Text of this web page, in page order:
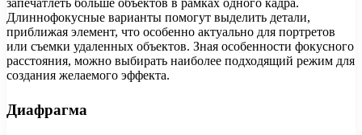
Длиннофокусные варианты помогут выделить детали,
приближая элемент, что особенно актуально для портретов
или съемки удаленных объектов. Зная особенности фокусного
расстояния, можно выбирать наиболее подходящий режим для
создания желаемого эффекта.
Диафрагма